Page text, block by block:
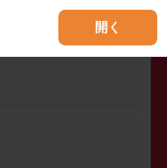
開く